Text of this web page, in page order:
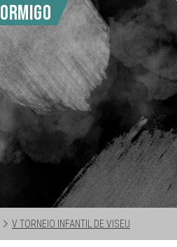
V TORNEIO INFANTIL DE VISEU